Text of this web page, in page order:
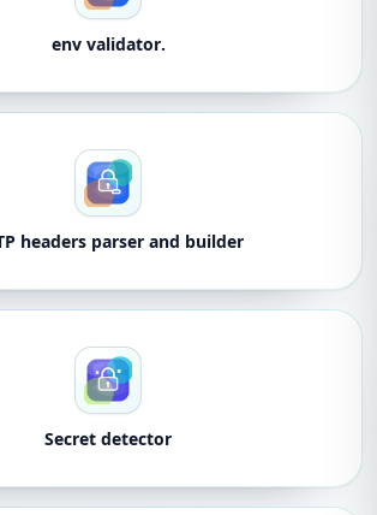
.env validator
headers parser and builder
Secret detector